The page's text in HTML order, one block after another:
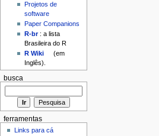
Projetos de
software
Paper Companions
R-br: a lista
Brasileira do R
R Wiki
(em
Inglês).
busca
ferramentas
Links para cá